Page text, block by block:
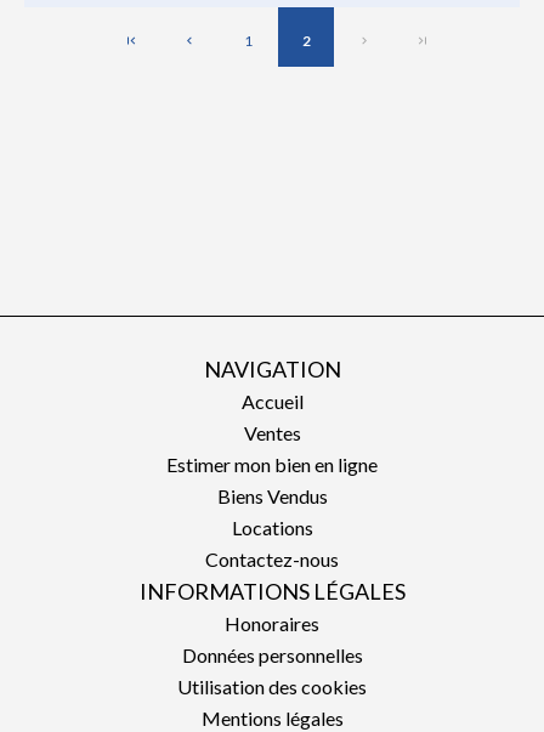
1 2
NAVIGATION
Accueil
Ventes
Estimer mon bien en ligne
Biens Vendus
Locations
Contactez-nous
INFORMATIONS LÉGALES
Honoraires
Données personnelles
Utilisation des cookies
Mentions légales